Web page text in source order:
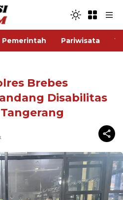
Pemerintah Pariwisata
Brebes
Disabilitas